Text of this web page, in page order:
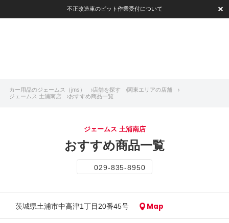
不正改造車のピット作業受付について
カー用品のジェームス（jms） 店舗を探す
関東エリアの店舗
ジェームス 土浦南店
おすすめ商品一覧
ジェームス 土浦南店
おすすめ商品一覧
029-835-8950
茨城県土浦市中高津1丁目20番45号 Map